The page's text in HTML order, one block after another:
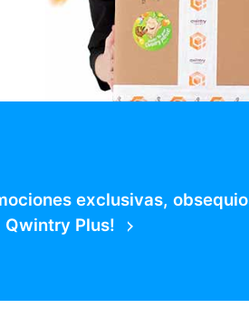
exclusivas,
Qwintry Plus!